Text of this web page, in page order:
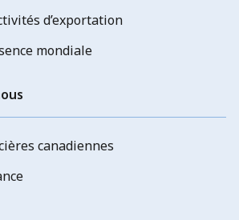
d’exportation
mondiale
canadiennes